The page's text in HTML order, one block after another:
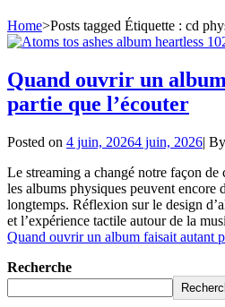
Home>Posts tagged Étiquette : cd
Quand ouvrir un
partie que l’écouter
Posted on 4 juin, 20264 juin, 2026| By
Le streaming a changé notre façon
les albums physiques peuvent encore
longtemps. Réflexion sur le design
et l’expérience tactile autour de la
Quand ouvrir un album faisait autant
Recherche